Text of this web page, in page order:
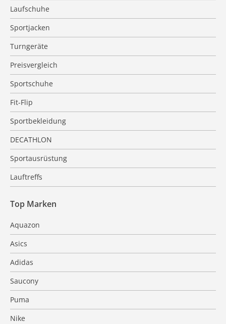
Laufschuhe
Sportjacken
Turngeräte
Preisvergleich
Sportschuhe
Fit-Flip
Sportbekleidung
DECATHLON
Sportausrüstung
Lauftreffs
Top Marken
Aquazon
Asics
Adidas
Saucony
Puma
Nike